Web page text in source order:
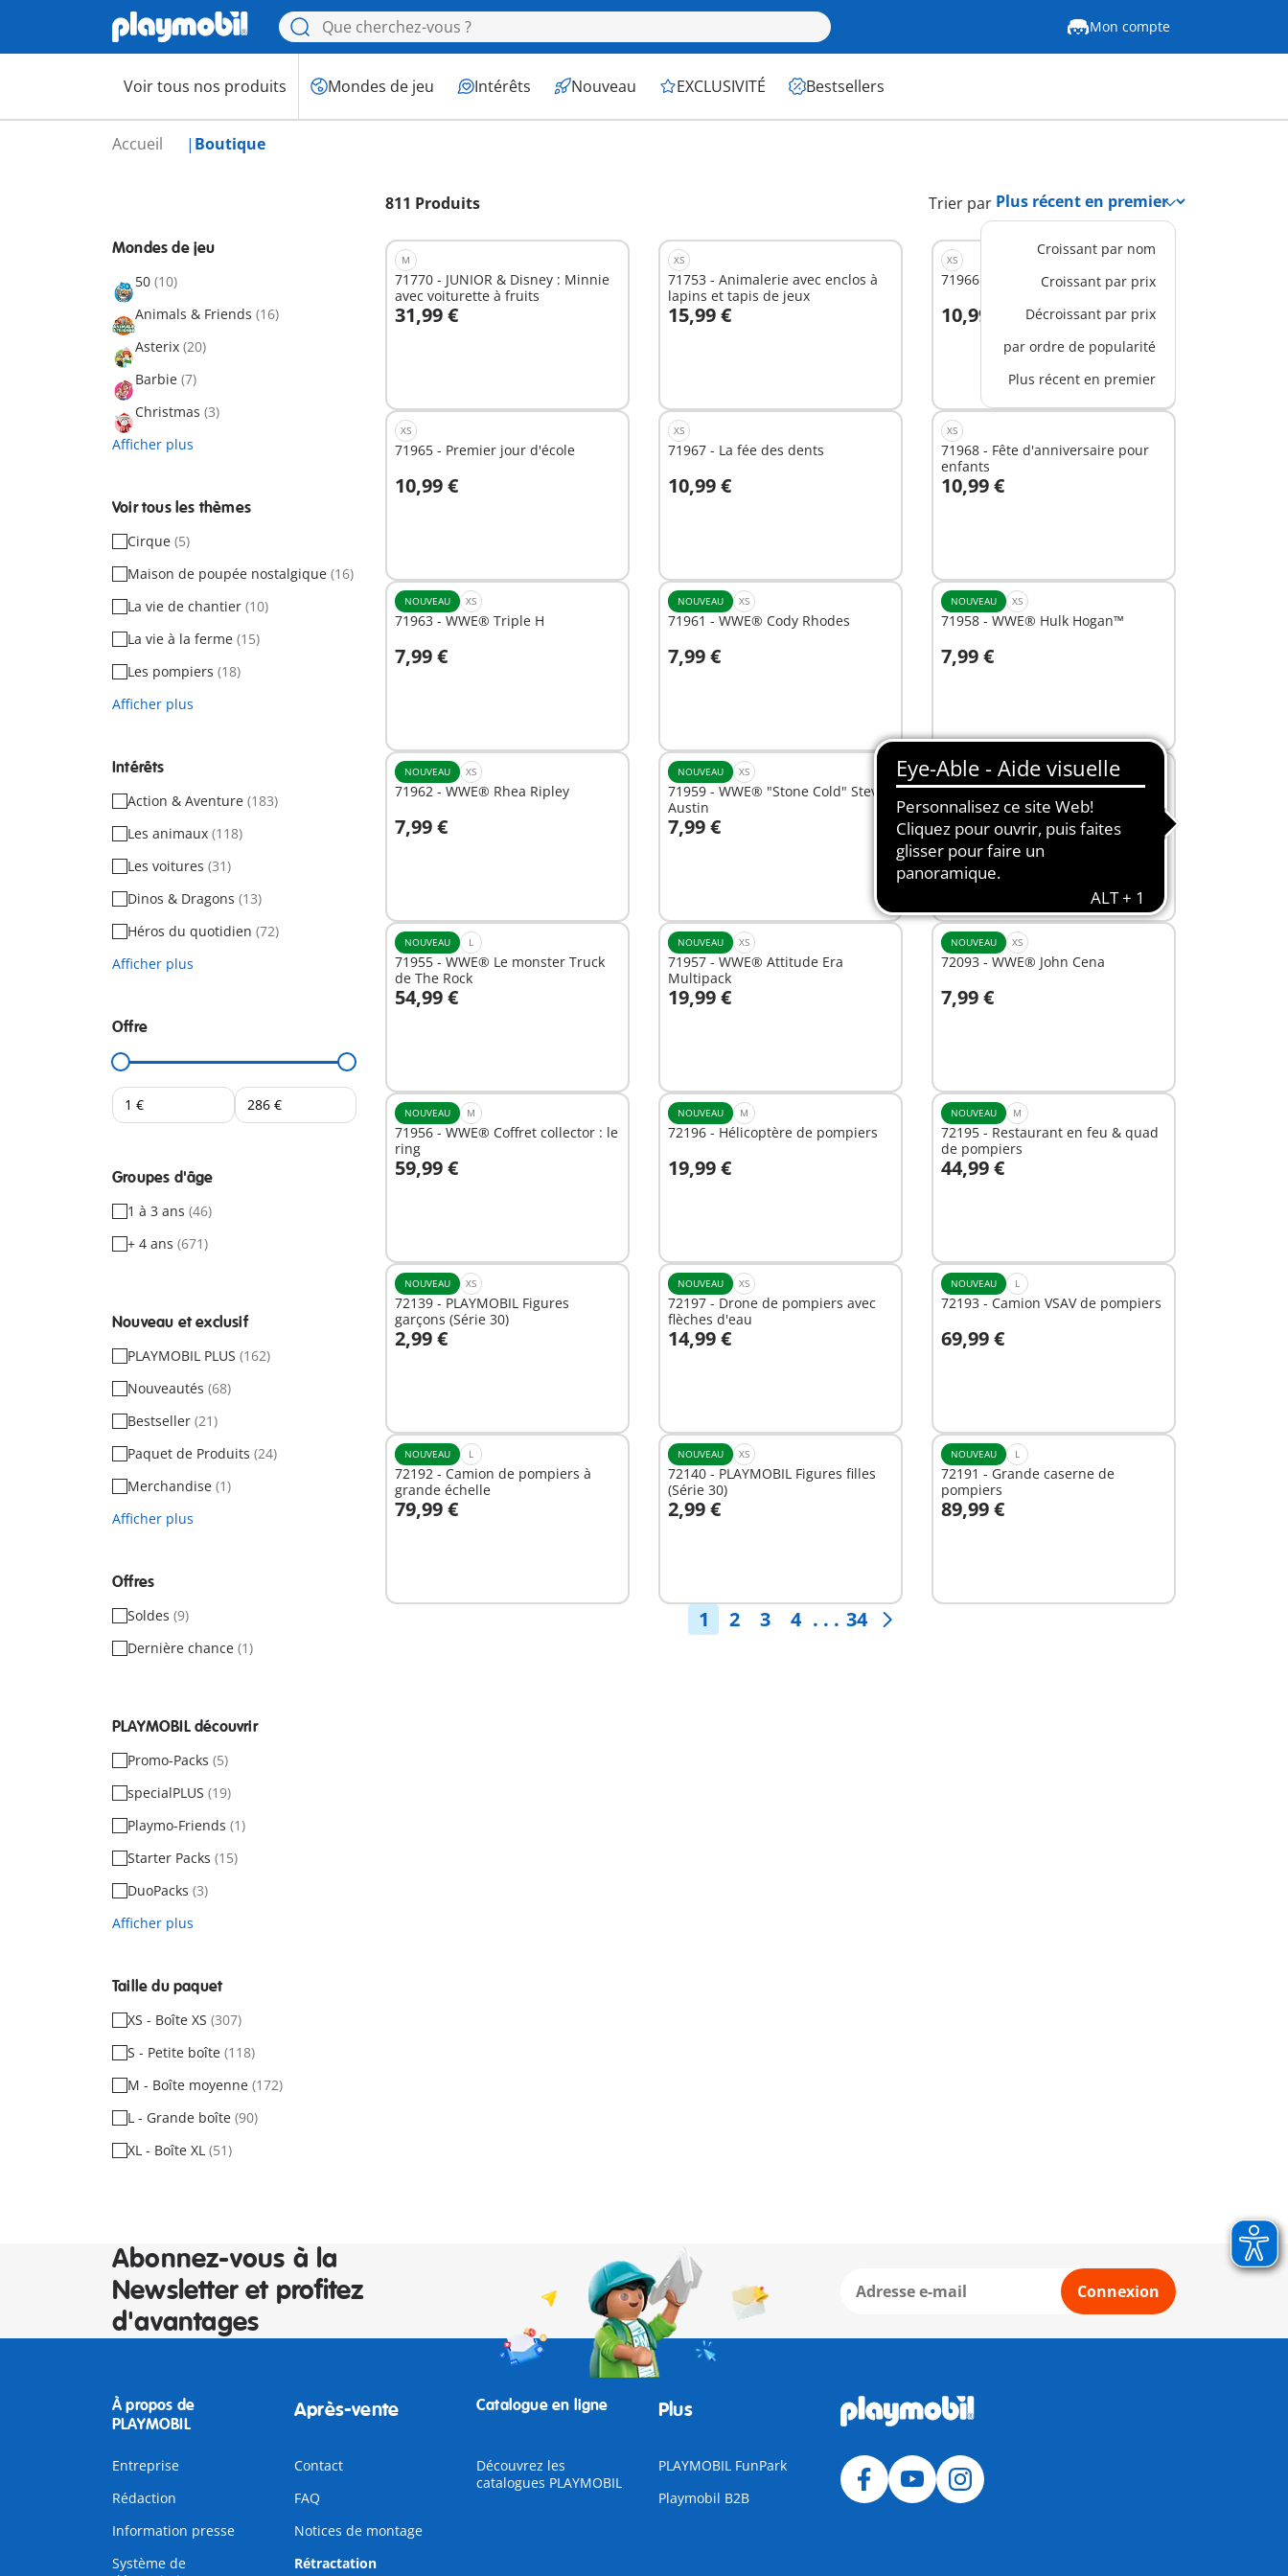
Mon compte
Voir tous nos produits Mondes de jeu Intérêts Nouveau EXCLUSIVITÉ Bestsellers
Accueil Boutique
811 Produits Trier par
Croissant par nom
Croissant par prix
Décroissant par prix
par ordre de popularité
Plus récent en premier
Mondes de jeu
50 (10)
Animals & Friends (16)
Asterix (20)
Barbie (7)
Christmas (3)
Afficher plus
Voir tous les thèmes
Cirque (5)
Maison de poupée nostalgique (16)
La vie de chantier (10)
La vie à la ferme (15)
Les pompiers (18)
Afficher plus
Intérêts
Action & Aventure (183)
Les animaux (118)
Les voitures (31)
Dinos & Dragons (13)
Héros du quotidien (72)
Afficher plus
Offre
Groupes d'âge
1 à 3 ans (46)
+ 4 ans (671)
Nouveau et exclusif
PLAYMOBIL PLUS (162)
Nouveautés (68)
Bestseller (21)
Paquet de Produits (24)
Merchandise (1)
Afficher plus
Offres
Soldes (9)
Dernière chance (1)
PLAYMOBIL découvrir
Promo-Packs (5)
specialPLUS (19)
Playmo-Friends (1)
Starter Packs (15)
DuoPacks (3)
Afficher plus
Taille du paquet
XS - Boîte XS (307)
S - Petite boîte (118)
M - Boîte moyenne (172)
L - Grande boîte (90)
XL - Boîte XL (51)
M
71770 - JUNIOR & Disney : Minnie
avec voiturette à fruits
31,99 €
Au panier
XS
71753 - Animalerie avec enclos à
lapins et tapis de jeux
15,99 €
Au panier
XS
71966 - Bon rétablissement
10,99 €
Au panier
XS
71965 - Premier jour d'école
10,99 €
Au panier
XS
71967 - La fée des dents
10,99 €
Au panier
XS
71968 - Fête d'anniversaire pour
enfants
10,99 €
Au panier
NOUVEAU XS
71963 - WWE® Triple H
7,99 €
Au panier
NOUVEAU XS
71961 - WWE® Cody Rhodes
7,99 €
Au panier
NOUVEAU XS
71958 - WWE® Hulk Hogan™
7,99 €
Au panier
NOUVEAU XS
71962 - WWE® Rhea Ripley
7,99 €
Au panier
NOUVEAU XS
71959 - WWE® "Stone Cold" Steve
Austin
7,99 €
Au panier
NOUVEAU XS
71960 - WWE® Roman Reigns
7,99 €
Au panier
NOUVEAU L
71955 - WWE® Le monster Truck
de The Rock
54,99 €
Au panier
NOUVEAU XS
71957 - WWE® Attitude Era
Multipack
19,99 €
Au panier
NOUVEAU XS
72093 - WWE® John Cena
7,99 €
Au panier
NOUVEAU M
71956 - WWE® Coffret collector : le
ring
59,99 €
Au panier
NOUVEAU M
72196 - Hélicoptère de pompiers
19,99 €
Au panier
NOUVEAU M
72195 - Restaurant en feu & quad
de pompiers
44,99 €
Au panier
NOUVEAU XS
72139 - PLAYMOBIL Figures
garçons (Série 30)
2,99 €
Au panier
NOUVEAU XS
72197 - Drone de pompiers avec
flèches d'eau
14,99 €
Au panier
NOUVEAU L
72193 - Camion VSAV de pompiers
69,99 €
Au panier
NOUVEAU L
72192 - Camion de pompiers à
grande échelle
79,99 €
NOUVEAU XS
72140 - PLAYMOBIL Figures filles
(Série 30)
2,99 €
Au panier
NOUVEAU L
72191 - Grande caserne de
pompiers
89,99 €
Au panier
1 2 3 4 . . . 34
Abonnez-vous à la
Newsletter et profitez
d'avantages
Connexion
À propos de
PLAYMOBIL
Entreprise
Rédaction
Information presse
Système de
Après-vente
Contact
FAQ
Notices de montage
Rétractation
Catalogue en ligne
Découvrez les
catalogues PLAYMOBIL
Plus
PLAYMOBIL FunPark
Playmobil B2B